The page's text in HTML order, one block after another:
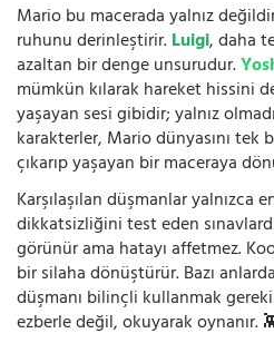
Mario bu macerada yalnız
ruhunu derinleştirir.Luigi, daha
azaltan bir denge unsurudur.
mümkün kılarak hareket hissini
yaşayan sesi gibidir; yalnız
karakterler, Mario dünyasını tek
çıkarıp yaşayan bir maceraya
Karşılaşılan düşmanlar
dikkatsizliğini test eden
görünür ama hatayı affetmez.
bir silaha dönüştürür. Bazı
düşmanı bilinçli kullanmak
ezberle değil, okuyarak oynanır.